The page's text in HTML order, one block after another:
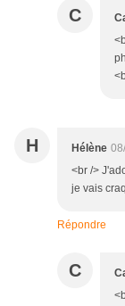
C
H Hélène
<br />
je vais
Répondre
C